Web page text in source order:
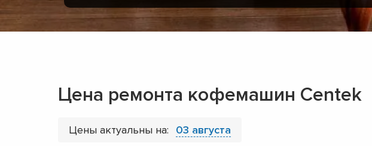
Цена ремонта кофемашин Centek
Цены актуальны на: 03 августа